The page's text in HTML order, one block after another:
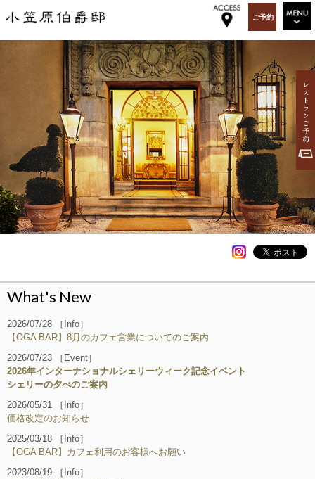
ご予約
RESTAURANT
WEDDING&PARTY
PARTY&EVENT
OGA BAR & GIFT
TOPICS
OGASAWARA-TEI
ABOUT US
ご予約
What's New
2026/07/28
［Info］
【OGA BAR】8月のカフェ営業についてのご案内
2026/07/23
［Event］
2026年インターナショナルシェリーウィーク記念イベント
シェリーの夕べのご案内
2026/05/31
［Info］
価格改定のお知らせ
2025/03/18
［Info］
【OGA BAR】カフェ利用のお客様へお願い
2023/08/19
［Info］